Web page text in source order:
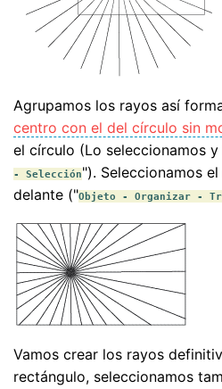
Agrupamos los rayos así
centro con el del círculo sin
el círculo (Lo seleccionamos y
- Selección"). Seleccionamos
delante ("Objeto - Organizar -
Vamos crear los rayos
rectángulo, seleccionamos